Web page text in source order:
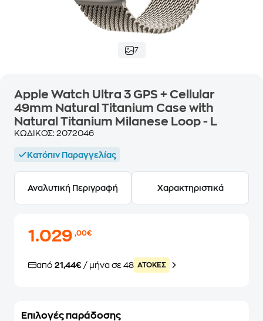
7
Apple Watch Ultra 3 GPS + Cellular
49mm Natural Titanium Case with
Natural Titanium Milanese Loop - L
ΚΩΔΙΚΟΣ: 2072046
Κατόπιν Παραγγελίας
Αναλυτική Περιγραφή Χαρακτηριστικά
1.029,00€
από 21,44€ / μήνα σε 48 ATOKEΣ
Επιλογές παράδοσης